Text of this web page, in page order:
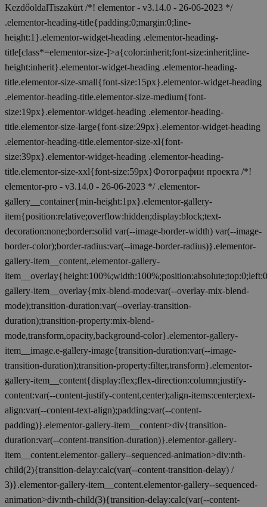
KezdőoldalTiszakürt /*! elementor - v3.14.0 - 26-06-2023 */
.elementor-heading-title{padding:0;margin:0;line-
height:1}.elementor-widget-heading .elementor-heading-
title[class*=elementor-size-]>a{color:inherit;font-size:inherit;line-
height:inherit}.elementor-widget-heading .elementor-heading-
title.elementor-size-small{font-size:15px}.elementor-widget-heading
.elementor-heading-title.elementor-size-medium{font-
size:19px}.elementor-widget-heading .elementor-heading-
title.elementor-size-large{font-size:29px}.elementor-widget-heading
.elementor-heading-title.elementor-size-xl{font-
size:39px}.elementor-widget-heading .elementor-heading-
title.elementor-size-xxl{font-size:59px}Фотографии проекта /*!
elementor-pro - v3.14.0 - 26-06-2023 */ .elementor-
gallery__container{min-height:1px}.elementor-gallery-
item{position:relative;overflow:hidden;display:block;text-
decoration:none;border:solid var(--image-border-width) var(--image-
border-color);border-radius:var(--image-border-radius)}.elementor-
gallery-item__content,.elementor-gallery-
gallery-item__overlay{mix-blend-mode:var(--overlay-mix-blend-
mode);transition-duration:var(--overlay-transition-
duration);transition-property:mix-blend-
mode,transform,opacity,background-color}.elementor-gallery-
item__image.e-gallery-image{transition-duration:var(--image-
transition-duration);transition-property:filter,transform}.elementor-
gallery-item__content{display:flex;flex-direction:column;justify-
content:var(--content-justify-content,center);align-items:center;text-
align:var(--content-text-align);padding:var(--content-
padding)}.elementor-gallery-item__content>div{transition-
duration:var(--content-transition-duration)}.elementor-gallery-
item__content.elementor-gallery--sequenced-animation>div:nth-
child(2){transition-delay:calc(var(--content-transition-delay) /
3)}.elementor-gallery-item__content.elementor-gallery--sequenced-
animation>div:nth-child(3){transition-delay:calc(var(--content-